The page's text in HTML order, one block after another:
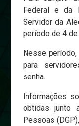
Senha
Federal e da
Servidor da
período de 4 de
Nesse
para
senha.
Informações
obtidas junto
Pessoas